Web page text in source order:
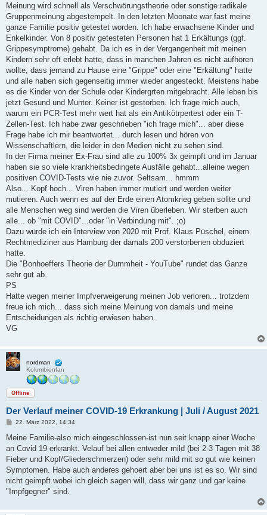
Meinung wird schnell als Verschwörungstheorie oder sonstige radikale
Gruppenmeinung abgestempelt. In den letzten Moonate war fast meine
ganze Familie positiv getestet worden. Ich habe erwachsene Kinder und
Enkelkinder. Von 8 positiv getesteten Personen hat 1 Erkältungs (ggf.
Grippesymptrome) gehabt. Da ich es in der Vergangenheit mit meinen
Kindern sehr oft erlebt hatte, dass in manchen Jahren es nicht aufhören
wollte, dass jemand zu Hause eine "Grippe" oder eine "Erkältung" hatte
und alle haben sich gegenseitig immer wieder angesteckt. Meistens habe
es die Kinder von der Schule oder Kindergrten mitgebracht. Alle leben bis
jetzt Gesund und Munter. Keiner ist gestorben. Ich frage mich auch,
warum ein PCR-Test mehr wert hat als ein Antikötrpertest oder ein T-
Zellen-Test. Ich habe zwar geschrieben "ich frage mich"... aber diese
Frage habe ich mir beantwortet... durch lesen und hören von
Wissenschaftlern, die leider in den Medien nicht zu sehen sind.
In der Firma meiner Ex-Frau sind alle zu 100% 3x geimpft und im Januar
haben sie so viele krankheitsbedingete Ausfälle gehabt...alleine wegen
positiven COVID-Tests wie nie zuvor. Seltsam... hmmm
Also... Kopf hoch... Viren haben immer mutiert und werden weiter
mutieren. Auch wenn es auf der Erde einen Atomkrieg geben sollte und
alle Menschen weg sind werden die Viren überleben. Wir sterben auch
alle... ob "mit COVID"...oder "in Verbindung mit". ;o)
Dazu würde ich ein Interview von 2020 mit Prof. Klaus Püschel, einem
Rechtmediziner aus Hamburg der damals 200 verstorbenen obduziert
hatte.
Die "Bonhoeffers Theorie der Dummheit - YouTube" rundet das Ganze
sehr gut ab.
PS
Hatte wegen meiner Impfverweigerung meinen Job verloren... trotzdem
freue ich mich... dass sich meine Meinung von damals und meine
Entscheidungen als richtig erwiesen haben.
VG
nordman
Kolumbienfan
Offline
Der Verlauf meiner COVID-19 Erkrankung | Juli / August 2021
B
i
r
a
22. März 2022, 14:34
Meine Familie-also mich eingeschlossen-ist nun seit knapp einer Woche
an Covid 19 erkrankt. Velauf bei allen entweder mild (bei 2-3 Tagen mit 38
Fieber und Kopf/Gliederschmerzen) oder sehr mild mit so gut wie keinen
Symptomen. Habe auch anderes gehoert aber bei uns ist es so. Wir sind
nicht geimpft wobei ich gleich sagen will, dass wir ganz und gar keine
"Impfgegner" sind.